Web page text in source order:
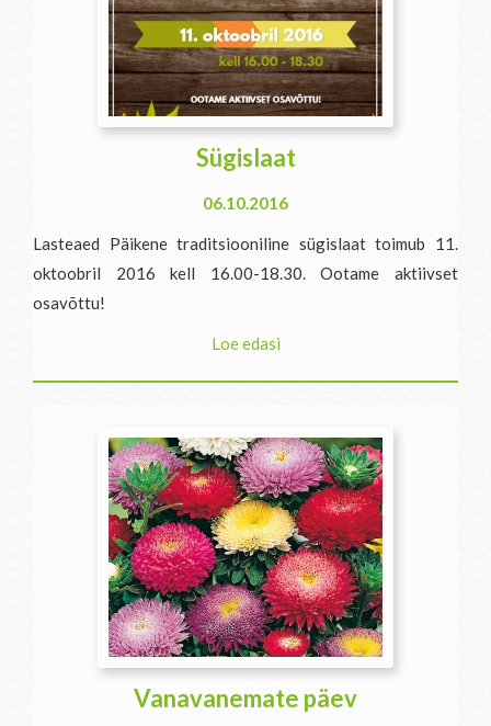
Sügislaat
06.10.2016
Lasteaed Päikene traditsiooniline sügislaat toimub 11.
oktoobril 2016 kell 16.00-18.30. Ootame aktiivset
osavõttu!
Loe edasi
Vanavanemate päev